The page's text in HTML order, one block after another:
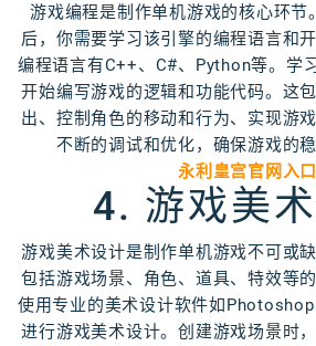
游戏编程是制作单机游戏的核心环节
后，你需要学习该引擎的编程语言和
编程语言有C++、C#、Python等。学
开始编写游戏的逻辑和功能代码。这
出、控制角色的移动和行为、实现游
不断的调试和优化，确保游戏的
永利皇宫官网入口
4. 游戏美
游戏美术设计是制作单机游戏不可或
包括游戏场景、角色、道具、特效等
使用专业的美术设计软件如
进行游戏美术设计。创建游戏场景时